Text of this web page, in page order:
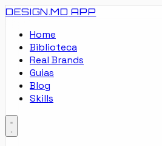
DESIGN.MD APP
Home
Biblioteca
Real Brands
Guias
Blog
Skills